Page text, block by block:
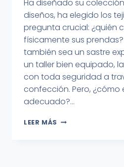
Ha diseñado su
diseños, ha elegido los
pregunta crucial: ¿quién
físicamente sus
también sea un sastre
un taller bien equipado,
con toda seguridad a
confección. Pero, ¿cómo
adecuado?...
LEER MÁS